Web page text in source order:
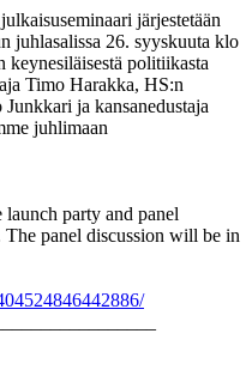
järjestetään
juhlasalissa 26. syyskuuta klo
politiikasta
Timo Harakka, HS:n
ja kansanedustaja
juhlimaan
party and panel
The panel discussion will be in